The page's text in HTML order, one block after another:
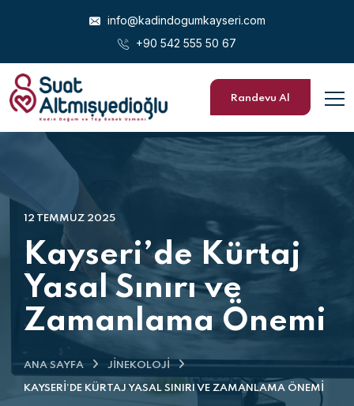
info@kadindogumkayseri.com
+90 542 555 50 67
Randevu Al
12 TEMMUZ 2025
Kayseri’de Kürtaj
Yasal Sınırı ve
Zamanlama Önemi
ANA SAYFA JINEKOLOJI
KAYSERI’DE KÜRTAJ YASAL SINIRI VE ZAMANLAMA ÖNEMI